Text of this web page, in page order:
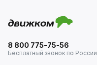
8 800 775-75-56
Бесплатный звонок по России